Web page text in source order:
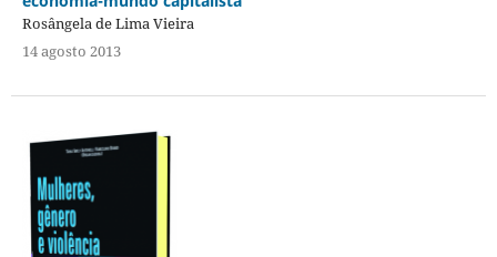
Rosângela de Lima Vieira
14 agosto 2013